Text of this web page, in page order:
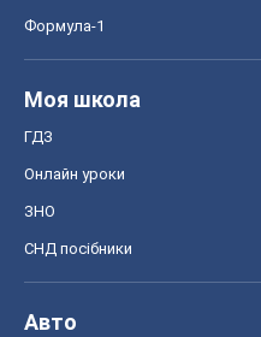
Формула-1
Моя школа
ГДЗ
Онлайн уроки
ЗНО
СНД посібники
Авто